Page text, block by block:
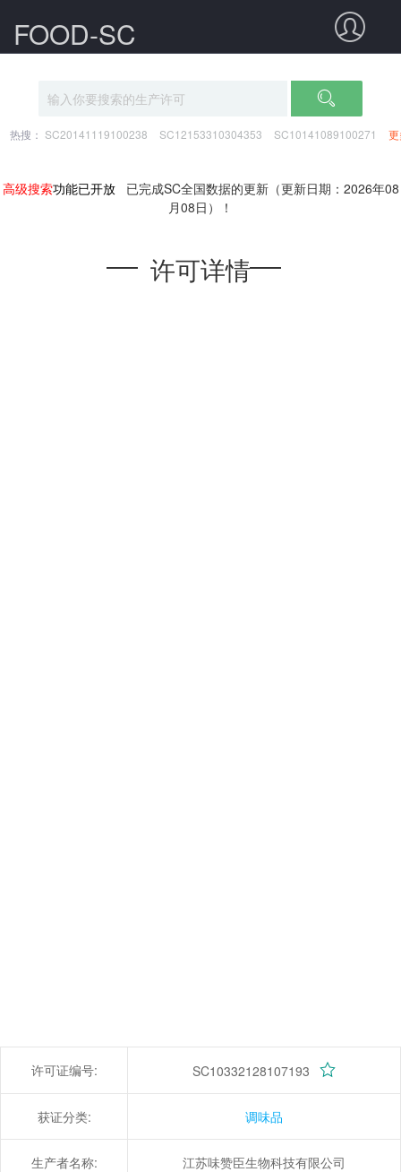
FOOD-SC
热搜： SC20141119100238 SC12153310304353 SC10141089100271
高级搜索功能已开放 已完成SC全国数据的更新（更新日期：2026年08
月08日）！
许可详情
许可证编号: SC10332128107193
获证分类: 调味品
生产者名称: 江苏味赞臣生物科技有限公司